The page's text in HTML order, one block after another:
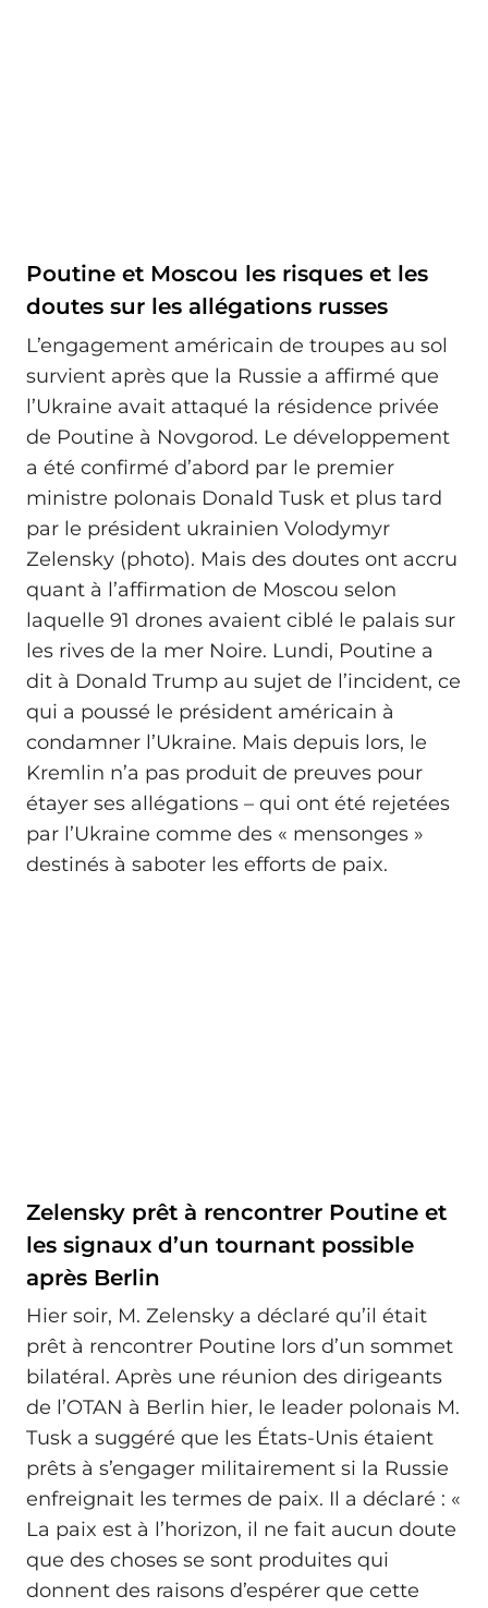
Poutine et Moscou les risques et les
doutes sur les allégations russes
L’engagement américain de troupes au sol
survient après que la Russie a affirmé que
l’Ukraine avait attaqué la résidence privée
de Poutine à Novgorod. Le développement
a été confirmé d’abord par le premier
ministre polonais Donald Tusk et plus tard
par le président ukrainien Volodymyr
Zelensky (photo). Mais des doutes ont accru
quant à l’affirmation de Moscou selon
laquelle 91 drones avaient ciblé le palais sur
les rives de la mer Noire. Lundi, Poutine a
dit à Donald Trump au sujet de l’incident, ce
qui a poussé le président américain à
condamner l’Ukraine. Mais depuis lors, le
Kremlin n’a pas produit de preuves pour
étayer ses allégations – qui ont été rejetées
par l’Ukraine comme des « mensonges »
destinés à saboter les efforts de paix.
Zelensky prêt à rencontrer Poutine et
les signaux d’un tournant possible
après Berlin
Hier soir, M. Zelensky a déclaré qu’il était
prêt à rencontrer Poutine lors d’un sommet
bilatéral. Après une réunion des dirigeants
de l’OTAN à Berlin hier, le leader polonais M.
Tusk a suggéré que les États-Unis étaient
prêts à s’engager militairement si la Russie
enfreignait les termes de paix. Il a déclaré : «
La paix est à l’horizon, il ne fait aucun doute
que des choses se sont produites qui
donnent des raisons d’espérer que cette